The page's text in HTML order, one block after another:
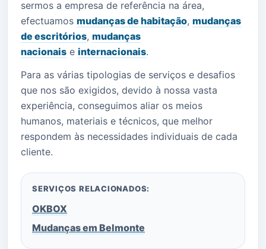
sermos a empresa de referência na área,
efectuamos mudanças de habitação, mudanças
de escritórios, mudanças
nacionais e internacionais.
Para as várias tipologias de serviços e desafios
que nos são exigidos, devido à nossa vasta
experiência, conseguimos aliar os meios
humanos, materiais e técnicos, que melhor
respondem às necessidades individuais de cada
cliente.
SERVIÇOS RELACIONADOS:
OKBOX
Mudanças em Belmonte